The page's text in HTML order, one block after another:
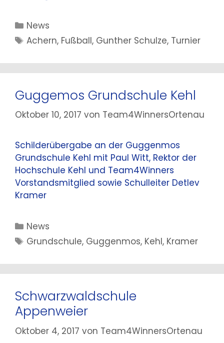
Kategorien
News
Schlagwörter
Achern, Fußball, Gunther Schulze, Turnier
Guggemos Grundschule Kehl
Oktober 10, 2017 von Team4WinnersOrtenau
Schilderübergabe an der Guggenmos
Grundschule Kehl mit Paul Witt, Rektor der
Hochschule Kehl und Team4Winners
Vorstandsmitglied sowie Schulleiter Detlev
Kramer
Kategorien
News
Schlagwörter
Grundschule, Guggenmos, Kehl, Kramer
Schwarzwaldschule
Appenweier
Oktober 4, 2017 von Team4WinnersOrtenau